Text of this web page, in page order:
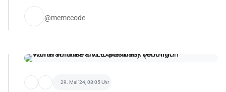
@memecode
29. Mai '24, 08:05 Uhr